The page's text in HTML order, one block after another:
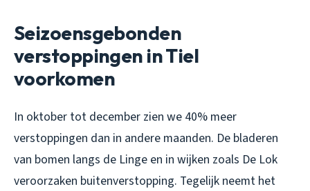
Seizoensgebonden
verstoppingen in Tiel
voorkomen
In oktober tot december zien we 40% meer
verstoppingen dan in andere maanden. De bladeren
van bomen langs de Linge en in wijken zoals De Lok
veroorzaken buitenverstopping. Tegelijk neemt het